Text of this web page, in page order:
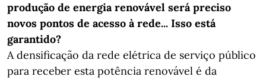
produção de energia renovável será preciso
novos pontos de acesso à rede... Isso está
garantido?
A densificação da rede elétrica de serviço público
para receber esta potência renovável é da